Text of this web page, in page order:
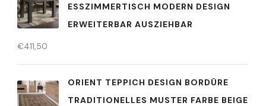
ESSZIMMERTISCH MODERN DESIGN
ERWEITERBAR AUSZIEHBAR
€411,50
ORIENT TEPPICH DESIGN BORDÜRE
TRADITIONELLES MUSTER FARBE BEIGE